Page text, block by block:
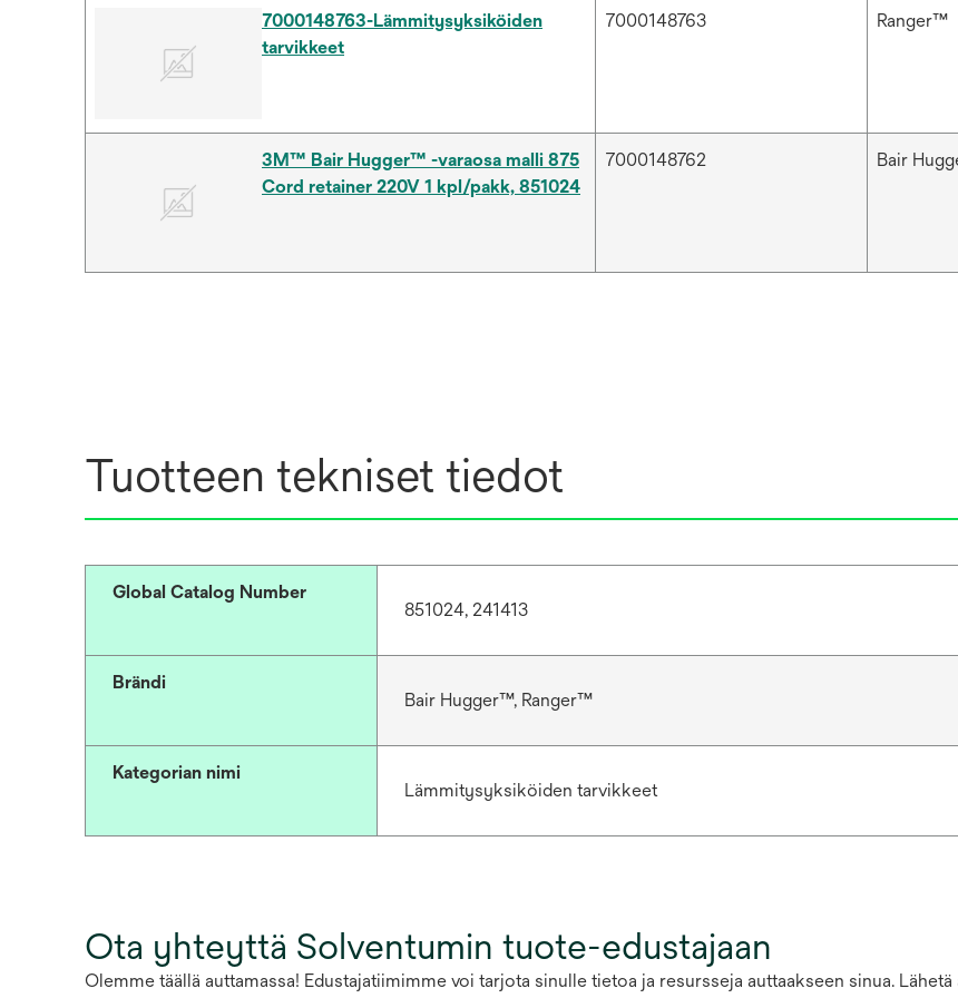
7000148763-Lämmitysyksiköiden
tarvikkeet
7000148763 Ranger™
3M™ Bair Hugger™ -varaosa malli 875
Cord retainer 220V 1 kpl/pakk, 851024
7000148762 Bair
Tuotteen tekniset tiedot
Global Catalog Number
851024, 241413
Brändi
Bair Hugger™, Ranger™
Kategorian nimi
Lämmitysyksiköiden tarvikkeet
Ota yhteyttä Solventumin tuote-edustajaan
Olemme täällä auttamassa! Edustajatiimimme voi tarjota sinulle tietoa ja resursseja auttaakseen sinua.